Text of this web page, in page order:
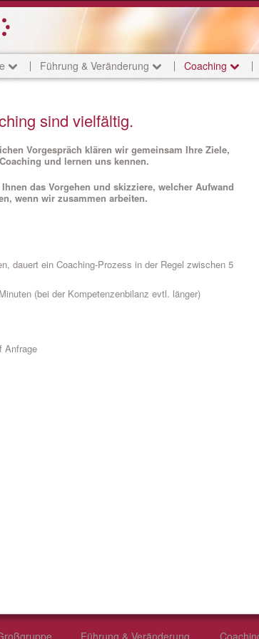
Führung & Veränderung Coaching
sind vielfältig.
Vorgespräch klären wir gemeinsam Ihre Ziele,
und lernen uns kennen.
das Vorgehen und skizziere, welcher Aufwand
wenn wir zusammen arbeiten.
dauert ein Coaching-Prozess in der Regel zwischen 5
(bei der Kompetenzenbilanz evtl. länger)
Anfrage
Führung & Veränderung